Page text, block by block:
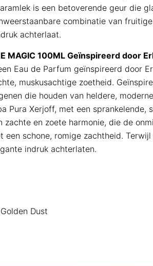
is een betoverende geur die
combinatie van
achterlaat.
MAGIC 100ML Geïnspireerd door
Eau de Parfum geïnspireerd door
muskusachtige zoetheid.
die houden van heldere,
Pura Xerjoff, met een
zachte en zoete harmonie, die de
een schone, romige zachtheid.
indruk achterlaten.
Golden Dust